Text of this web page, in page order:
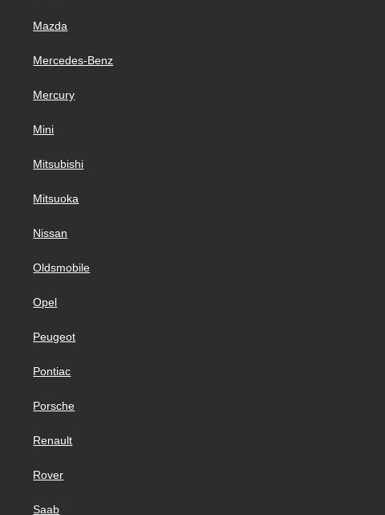
Mazda
Mercedes-Benz
Mercury
Mini
Mitsubishi
Mitsuoka
Nissan
Oldsmobile
Opel
Peugeot
Pontiac
Porsche
Renault
Rover
Saab